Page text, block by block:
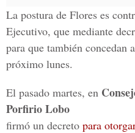
La postura de Flores es
Ejecutivo, que mediante
para que también concedan
próximo lunes.
El pasado martes, en
Porfirio Lobo
firmó un decreto para